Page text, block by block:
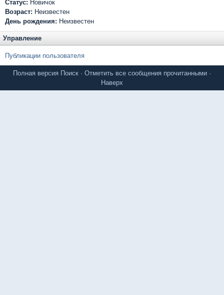
Статус: Новичок
Возраст: Неизвестен
День рождения: Неизвестен
Управление
Публикации пользователя
Полная версия Поиск · Отметить все сообщения прочитанными ·
Наверх